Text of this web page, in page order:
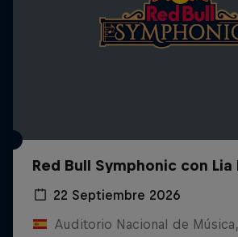
Red Bull Symphonic con Lia
22 Septiembre 2026
Auditorio Nacional de Música,